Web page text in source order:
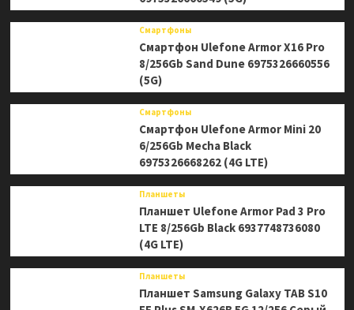
Смартфоны
Смартфон Ulefone Armor X16 Pro
8/256Gb Sand Dune 6975326660556
(5G)
Смартфоны
Смартфон Ulefone Armor Mini 20
6/256Gb Mecha Black
6975326668262 (4G LTE)
Планшеты
Планшет Ulefone Armor Pad 3 Pro
LTE 8/256Gb Black 6937748736080
(4G LTE)
Планшеты
Планшет Samsung Galaxy TAB S10